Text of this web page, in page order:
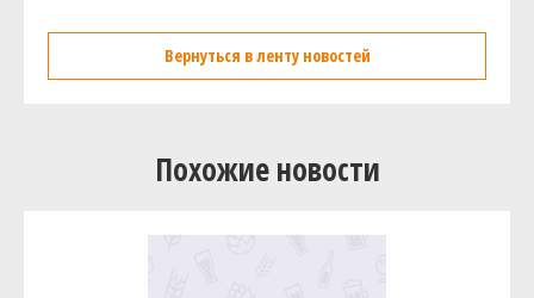
Вернуться в ленту новостей
Похожие новости